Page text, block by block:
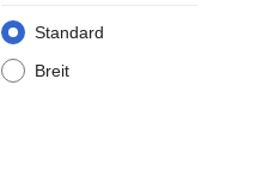
Standard
Breit